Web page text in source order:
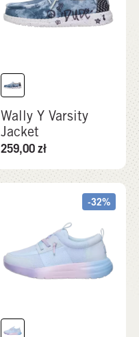
Wally Y Varsity
Jacket
259,00zł
-32%